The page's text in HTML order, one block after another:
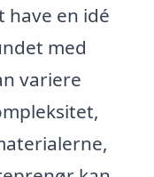
have en idé
med
variere